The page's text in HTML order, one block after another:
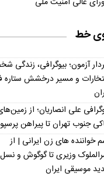
خط
آزمون؛ بیوگرافی، زندگی
و مسیر درخشش ستاره
علی انصاریان؛ از
جنوب تهران تا پیراهن
خواننده های زن ایرانی | از
وزیری تا گوگوش و نسل
موسیقی ایران